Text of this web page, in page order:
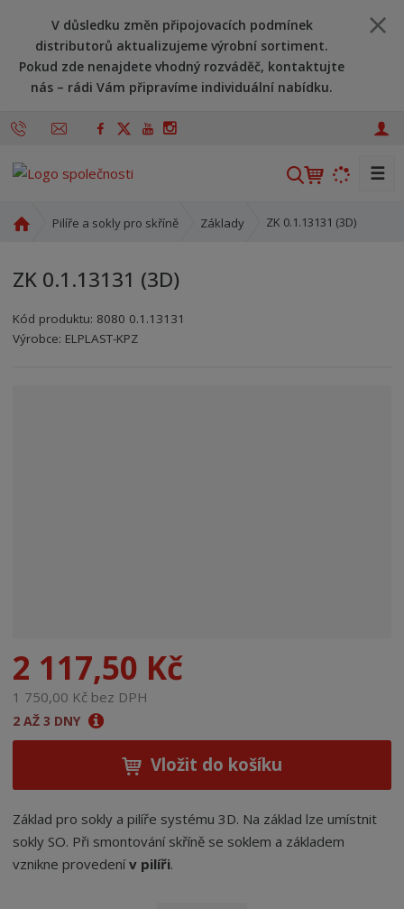
V důsledku změn připojovacích podmínek
distributorů aktualizujeme výrobní sortiment.
Pokud zde nenajdete vhodný rozváděč, kontaktujte
nás – rádi Vám připravíme individuální nabídku.
V
h
☰
d
í
s
Pilíře a sokly pro skříně Základy ZK 0.1.13131 (3D)
ZK 0.1.13131 (3D)
Kód produktu: 8080 0.1.13131
Kód výrobce: 8595208622748
Kód dodavatele:8595208622748
Výrobce: ELPLAST-KPZ
2 117,50 Kč
1 750,00 Kč bez DPH
2 AŽ 3 DNY
Vložit do košíku
Základ pro sokly a pilíře systému 3D. Na základ lze umístnit
sokly SO. Při smontování skříně se soklem a základem
vznikne provedenív pilíři.